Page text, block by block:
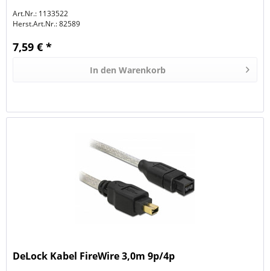
Art.Nr.: 1133522
Herst.Art.Nr.:82589
7,59 € *
In den Warenkorb
DeLock Kabel FireWire 3,0m 9p/4p